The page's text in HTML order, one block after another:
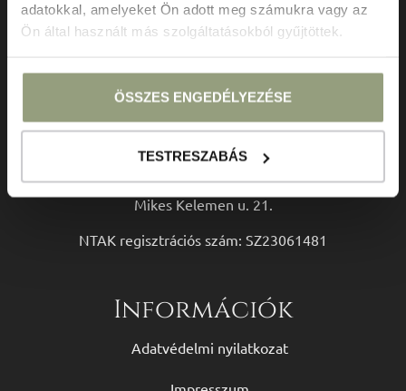
adatokkal, amelyeket Ön adott meg számukra vagy az
Ön által használt más szolgáltatásokból gyűjtöttek.
ÖSSZES ENGEDÉLYEZÉSE
TESTRESZABÁS
+36 70 337 3750
8230 Balatonfüred,
Mikes Kelemen u. 21.
NTAK regisztrációs szám: SZ23061481
Információk
Adatvédelmi nyilatkozat